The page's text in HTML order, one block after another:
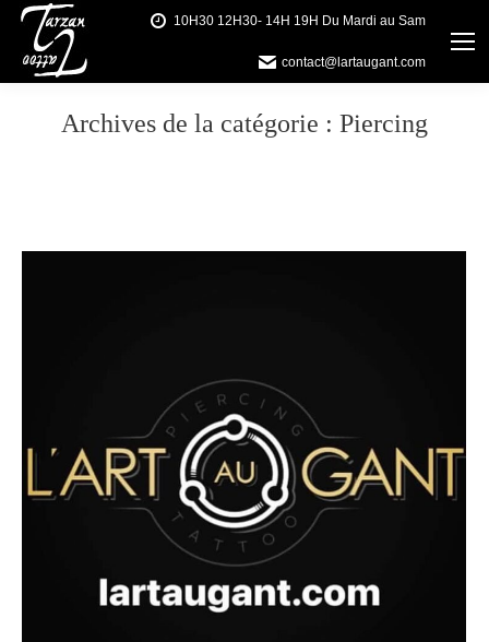
10H30 12H30- 14H 19H Du Mardi au Sam
contact@lartaugant.com
Archives de la catégorie : Piercing